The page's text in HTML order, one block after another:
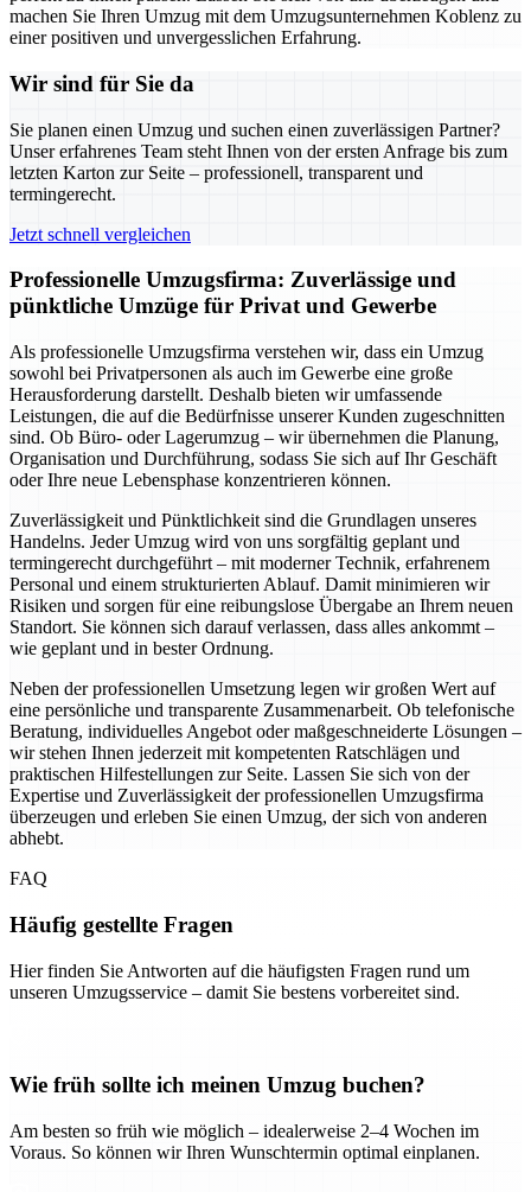
machen Sie Ihren Umzug mit dem Umzugsunternehmen Koblenz zu
einer positiven und unvergesslichen Erfahrung.
Wir sind für Sie da
Sie planen einen Umzug und suchen einen zuverlässigen Partner?
Unser erfahrenes Team steht Ihnen von der ersten Anfrage bis zum
letzten Karton zur Seite – professionell, transparent und
termingerecht.
Jetzt schnell vergleichen
Professionelle Umzugsfirma: Zuverlässige und
pünktliche Umzüge für Privat und Gewerbe
Als professionelle Umzugsfirma verstehen wir, dass ein Umzug
sowohl bei Privatpersonen als auch im Gewerbe eine große
Herausforderung darstellt. Deshalb bieten wir umfassende
Leistungen, die auf die Bedürfnisse unserer Kunden zugeschnitten
sind. Ob Büro- oder Lagerumzug – wir übernehmen die Planung,
Organisation und Durchführung, sodass Sie sich auf Ihr Geschäft
oder Ihre neue Lebensphase konzentrieren können.
Zuverlässigkeit und Pünktlichkeit sind die Grundlagen unseres
Handelns. Jeder Umzug wird von uns sorgfältig geplant und
termingerecht durchgeführt – mit moderner Technik, erfahrenem
Personal und einem strukturierten Ablauf. Damit minimieren wir
Risiken und sorgen für eine reibungslose Übergabe an Ihrem neuen
Standort. Sie können sich darauf verlassen, dass alles ankommt –
wie geplant und in bester Ordnung.
Neben der professionellen Umsetzung legen wir großen Wert auf
eine persönliche und transparente Zusammenarbeit. Ob telefonische
Beratung, individuelles Angebot oder maßgeschneiderte Lösungen –
wir stehen Ihnen jederzeit mit kompetenten Ratschlägen und
praktischen Hilfestellungen zur Seite. Lassen Sie sich von der
Expertise und Zuverlässigkeit der professionellen Umzugsfirma
überzeugen und erleben Sie einen Umzug, der sich von anderen
abhebt.
FAQ
Häufig gestellte Fragen
Hier finden Sie Antworten auf die häufigsten Fragen rund um
unseren Umzugsservice – damit Sie bestens vorbereitet sind.
Wie früh sollte ich meinen Umzug buchen?
Am besten so früh wie möglich – idealerweise 2–4 Wochen im
Voraus. So können wir Ihren Wunschtermin optimal einplanen.